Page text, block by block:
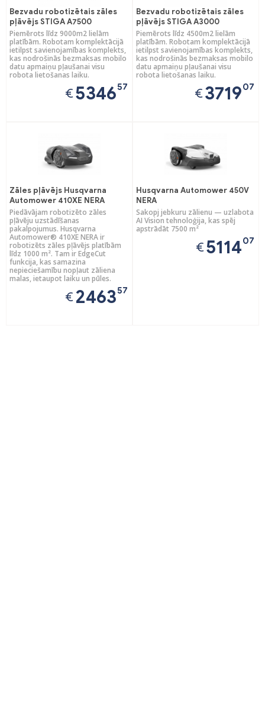
Bezvadu robotizētais zāles
pļāvējs STIGA A7500
Piemērots līdz 9000m2 lielām
platībām. Robotam komplektācijā
ietilpst savienojamības komplekts,
kas nodrošinās bezmaksas mobilo
datu apmaiņu pļaušanai visu
robota lietošanas laiku.
€534657
Bezvadu robotizētais zāles
pļāvējs STIGA A3000
Piemērots līdz 4500m2 lielām
platībām. Robotam komplektācijā
ietilpst savienojamības komplekts,
kas nodrošinās bezmaksas mobilo
datu apmaiņu pļaušanai visu
robota lietošanas laiku.
€371907
Zāles pļāvējs Husqvarna
Automower 410XE NERA
Piedāvājam robotizēto zāles
pļāvēju uzstādīšanas
pakalpojumus. Husqvarna
Automower® 410XE NERA ir
robotizēts zāles pļāvējs platībām
līdz 1000 m². Tam ir EdgeCut
funkcija, kas samazina
nepieciešamību nopļaut zāliena
malas, ietaupot laiku un pūles.
€246357
Husqvarna Automower 450V
NERA
Sakopj jebkuru zālienu — uzlabota
AI Vision tehnoloģija, kas spēj
apstrādāt 7500 m²
€511407